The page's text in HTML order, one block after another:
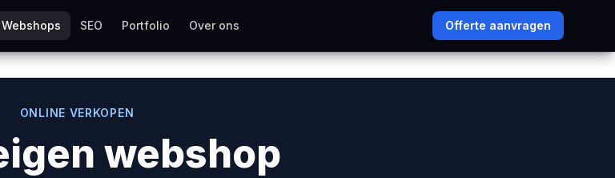
Webshops SEO Portfolio Over ons Offerte aanvragen
ONLINE VERKOPEN
webshop